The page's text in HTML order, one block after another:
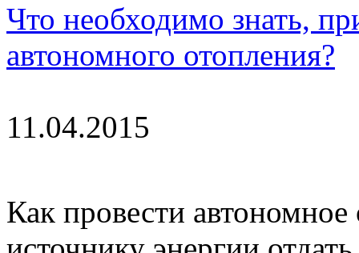
Что необходимо знать,
автономного отопления?
11.04.2015
Как провести